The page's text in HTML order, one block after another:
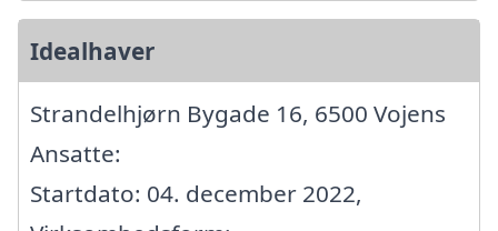
Idealhaver
Strandelhjørn Bygade 16, 6500 Vojens
Ansatte:
Startdato: 04. december 2022,